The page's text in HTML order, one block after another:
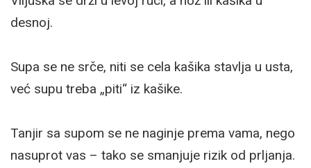
desnoj.
Supa se ne srče, niti se cela kašika stavlja u usta,
već supu treba „piti“ iz kašike.
Tanjir sa supom se ne naginje prema vama, nego
nasuprot vas – tako se smanjuje rizik od prljanja.